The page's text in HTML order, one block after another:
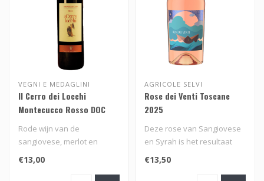
VEGNI E MEDAGLINI
Il Cerro dei Locchi
Montecucco Rosso DOC
2019
Rode wijn van de
sangiovese, merlot en
syrah druif uit het zuiden
van Toscane, I..
€13,00
AGRICOLE SELVI
Rose dei Venti Toscane
2025
Deze rose van Sangiovese
en Syrah is het resultaat
van een selectie druiven uit
€13,50